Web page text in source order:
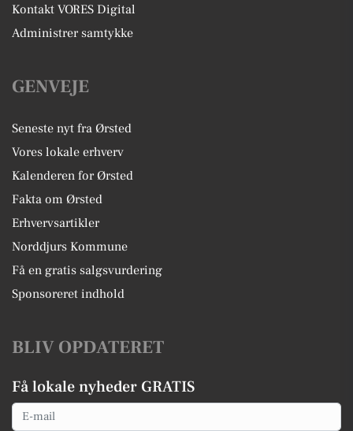
Kontakt VORES Digital
Administrer samtykke
GENVEJE
Seneste nyt fra Ørsted
Vores lokale erhverv
Kalenderen for Ørsted
Fakta om Ørsted
Erhvervsartikler
Norddjurs Kommune
Få en gratis salgsvurdering
Sponsoreret indhold
BLIV OPDATERET
Få lokale nyheder GRATIS
Email